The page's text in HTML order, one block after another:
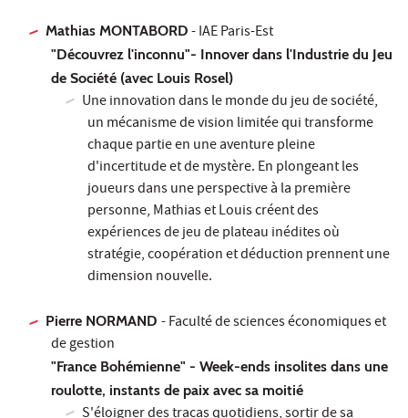
Mathias MONTABORD - IAE Paris-Est
"Découvrez l'inconnu"- Innover dans l'Industrie du Jeu
de Société (avec Louis Rosel)
Une innovation dans le monde du jeu de société,
un mécanisme de vision limitée qui transforme
chaque partie en une aventure pleine
d'incertitude et de mystère. En plongeant les
joueurs dans une perspective à la première
personne, Mathias et Louis créent des
expériences de jeu de plateau inédites où
stratégie, coopération et déduction prennent une
dimension nouvelle.
Pierre NORMAND- Faculté de sciences économiques et
de gestion
"France Bohémienne" - Week-ends insolites dans une
roulotte, instants de paix avec sa moitié